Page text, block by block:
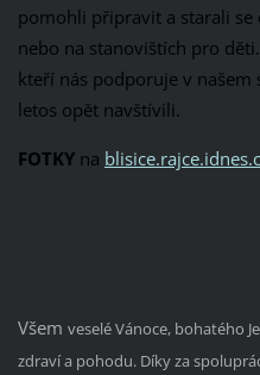
pomohli připravit a starali se
nebo na stanovištích pro
kteří nás podporuje v našem
letos opět navštívili.
FOTKY na
Všem veselé Vánoce, bohatého
zdraví a pohodu. Díky za